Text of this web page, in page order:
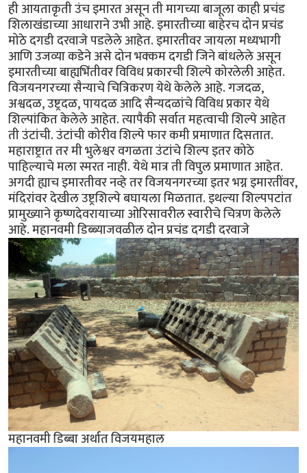
ही आयताकृती उंच इमारत असून ती मागच्या बाजूला काही प्रचंड
शिलाखंडाच्या आधाराने उभी आहे. इमारतीच्या बाहेरच दोन प्रचंड
मोठे दगडी दरवाजे पडलेले आहेत. इमारतीवर जायला मध्यभागी
आणि उजव्या कडेने असे दोन भक्कम दगडी जिने बांधलेले असून
इमारतीच्या बाह्यभिंतीवर विविध प्रकारची शिल्पे कोरलेली आहेत.
विजयनगरच्या सैन्याचे चित्रिकरण येथे केलेले आहे. गजदळ,
अश्वदळ, उष्ट्रदळ, पायदळ आदि सैन्यदळांचे विविध प्रकार येथे
शिल्पांकित केलेले आहेत. त्यापैकी सर्वात महत्वाची शिल्पे आहेत
ती उंटांची. उंटांची कोरीव शिल्पे फार कमी प्रमाणात दिसतात.
महाराष्ट्रात तर मी भुलेश्वर वगळता उंटांचे शिल्प इतर कोठे
पाहिल्याचे मला स्मरत नाही. येथे मात्र ती विपुल प्रमाणात आहेत.
अगदी ह्याच इमारतीवर नव्हे तर विजयनगरच्या इतर भग्न इमारतींवर,
मंदिरांवर देखील उष्ट्रशिल्पे बघायला मिळतात. इथल्या शिल्पपटांत
प्रामुख्याने कृष्णदेवरायाच्या ओरिसावरील स्वारीचे चित्रण केलेले
आहे. महानवमी डिब्ब्याजवळील दोन प्रचंड दगडी दरवाजे
महानवमी डिब्बा अर्थात विजयमहाल